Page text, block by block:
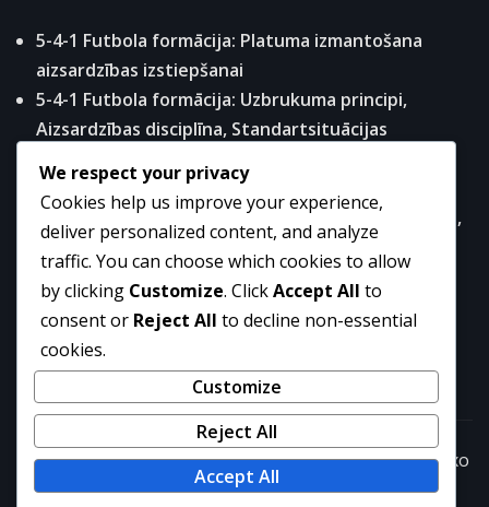
5-4-1 Futbola formācija: Platuma izmantošana
aizsardzības izstiepšanai
5-4-1 Futbola formācija: Uzbrukuma principi,
Aizsardzības disciplīna, Standartsituācijas
Pielāgojamība
Uzbrucējošais pussargs 5-4-1 formācijā: radošums,
savienojuma spēle, uzbrukuma pārejas
Aizsardzības organizācija, Pretspiediens
Copyright © 2026 | Powered byWordPress|NewsExo
byThemeArile
We respect your privacy
Cookies help us improve your experience,
deliver personalized content, and analyze
traffic. You can choose which cookies to allow
by clicking Customize. ClickAccept All to
consent or Reject All to decline non-essential
cookies.
Customize
Reject All
Accept All